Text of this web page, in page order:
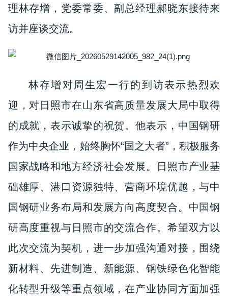
理林存增，党委常委、副总经理郝晓东接待来
访并座谈交流。
林存增对周生宏一行的到访表示热烈欢
迎，对日照市在山东省高质量发展大局中取得
的成就，表示诚挚的祝贺。他表示，中国钢研
作为中央企业，始终胸怀“国之大者”，积极服务
国家战略和地方经济社会发展。日照市产业基
础雄厚、港口资源独特、营商环境优越，与中
国钢研业务布局和发展方向高度契合。中国钢
研高度重视与日照市的交流合作。希望双方以
此次交流为契机，进一步加强沟通对接，围绕
新材料、先进制造、新能源、钢铁绿色化智能
化转型升级等重点领域，在产业协同方面加强